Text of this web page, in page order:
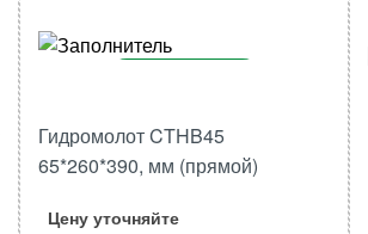
Количество
товара
Гидромолот
Гидромолот CTHB45
65*260*390, мм (прямой)
Цену уточняйте